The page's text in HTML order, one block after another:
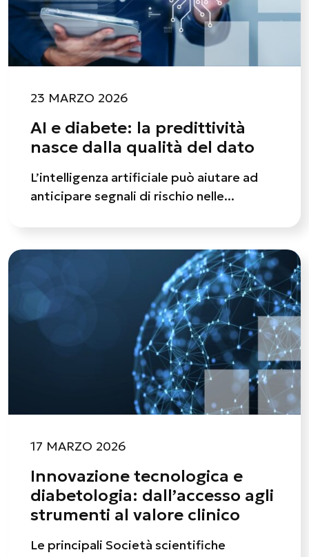
23 MARZO 2026
AI e diabete: la predittività
nasce dalla qualità del dato
L’intelligenza artificiale può aiutare ad
anticipare segnali di rischio nelle...
17 MARZO 2026
Innovazione tecnologica e
diabetologia: dall’accesso agli
strumenti al valore clinico
Le principali Società scientifiche